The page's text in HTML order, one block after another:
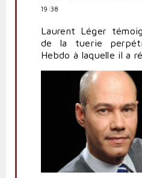
19:38
Laurent Léger
de la tuerie
Hebdo à laquelle il a